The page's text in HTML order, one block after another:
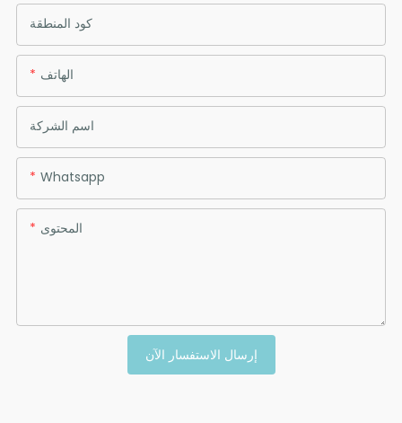
كود المنطقة
الهاتف
اسم الشركة
Whatsapp
المحتوى
إرسال الاستفسار الآن